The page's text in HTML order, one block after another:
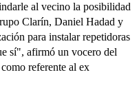
al vecino la posibilidad
Clarín, Daniel Hadad y
para instalar repetidoras
sí", afirmó un vocero del
referente al ex